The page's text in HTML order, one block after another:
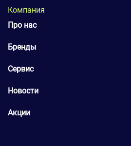
Компания
Про нас
Бренды
Сервис
Новости
Акции